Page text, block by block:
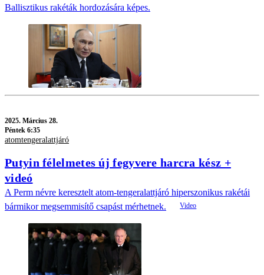
Ballisztikus rakéták hordozására képes.
2025. Március 28.
Péntek 6:35
atomtengeralattjáró
Putyin félelmetes új fegyvere harcra kész +
videó
A Perm névre keresztelt atom-tengeralattjáró hiperszonikus rakétái
bármikor megsemmisítő csapást mérhetnek.